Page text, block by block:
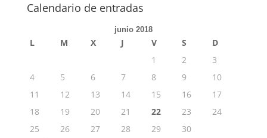
Calendario de entradas
junio 2018
L M X J V S
D
1
2
3
4
5 6 7 8 9
10
11
12 13 14 15 16
17
18
19 20 21 22 23
24
25
26 27 28 29
30